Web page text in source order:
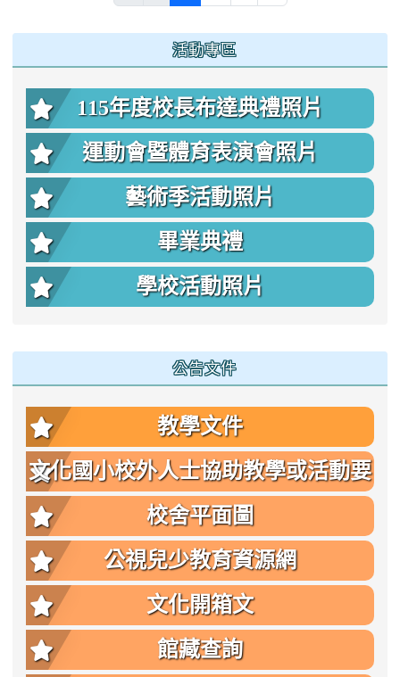
活動專區
115年度校長布達典禮照片
運動會暨體育表演會照片
藝術季活動照片
畢業典禮
學校活動照片
公告文件
教學文件
文化國小校外人士協助教學或活動要
點
校舍平面圖
公視兒少教育資源網
文化開箱文
館藏查詢